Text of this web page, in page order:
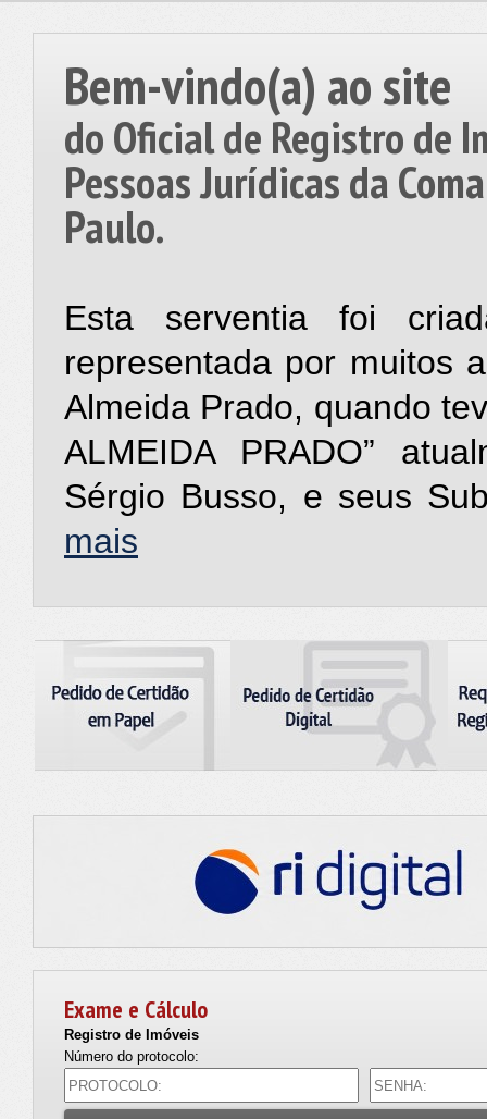
Bem-vindo(a) ao site
do Oficial de Registro de
Pessoas Jurídicas da
Paulo.
Esta serventia foi
representada por muitos
Almeida Prado, quando
ALMEIDA PRADO”
Sérgio Busso, e seus
mais
Exame e Cálculo
Registro de Imóveis
Número do protocolo: